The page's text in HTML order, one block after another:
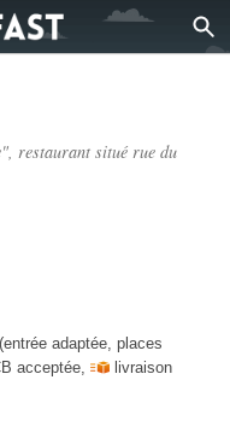
restaurant situé rue du
(entrée adaptée, places
acceptée, livraison